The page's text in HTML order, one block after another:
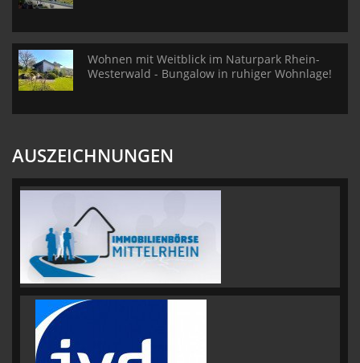
Wohnen mit Weitblick im Naturpark Rhein-
Westerwald - Bungalow in ruhiger Wohnlage!
AUSZEICHNUNGEN